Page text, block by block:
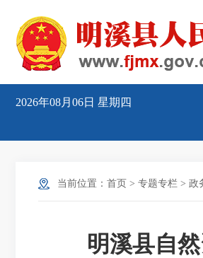
2026年08月06日 星期四
当前位置： 首页 > 专题专栏 > 政
明溪县自